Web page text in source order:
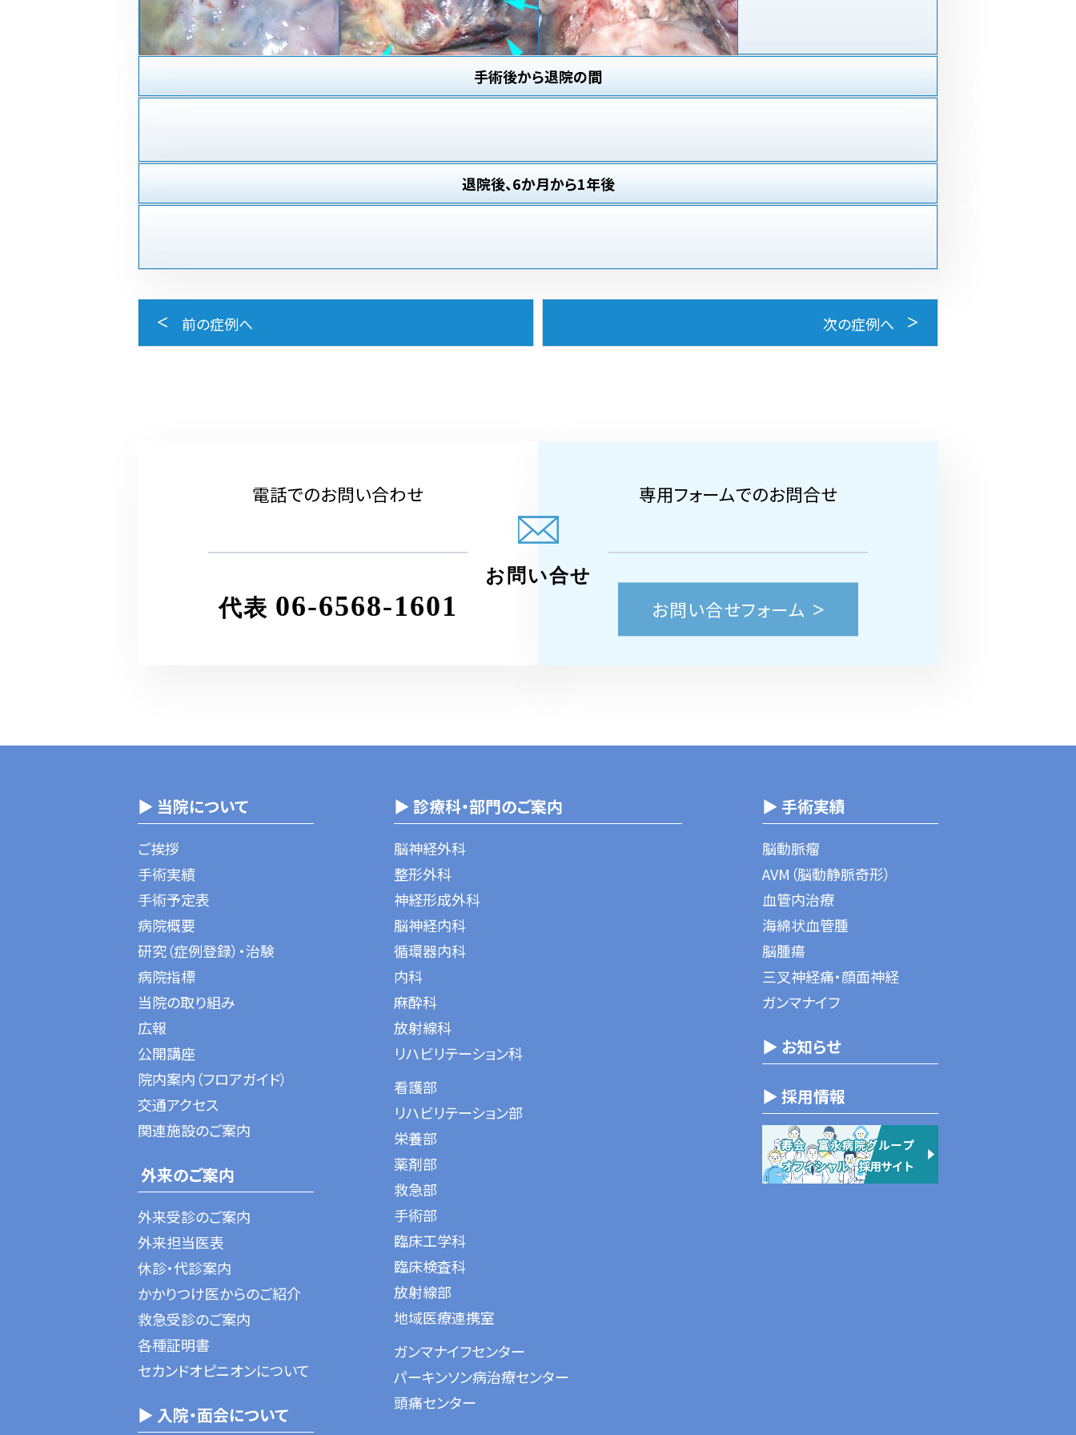
手術後から退院の間
退院後、6か月から1年後
前の症例へ 次の症例へ
電話でのお問い合わせ
代表 06-6568-1601
専用フォームでのお問合せ
お問い合せフォーム
お問い合せ
▶ 当院について
ご挨拶
手術実績
手術予定表
病院概要
研究（症例登録）・治験
病院指標
当院の取り組み
広報
公開講座
院内案内（フロアガイド）
交通アクセス
関連施設のご案内
外来のご案内
外来受診のご案内
外来担当医表
休診・代診案内
かかりつけ医からのご紹介
救急受診のご案内
各種証明書
セカンドオピニオンについて
▶ 入院・面会について
▶ 診療科・部門のご案内
脳神経外科
整形外科
神経形成外科
脳神経内科
循環器内科
内科
麻酔科
放射線科
リハビリテーション科
看護部
リハビリテーション部
栄養部
薬剤部
救急部
手術部
臨床工学科
臨床検査科
放射線部
地域医療連携室
ガンマナイフセンター
パーキンソン病治療センター
頭痛センター
▶ 手術実績
脳動脈瘤
AVM（脳動静脈奇形）
血管内治療
海綿状血管腫
脳腫瘍
三叉神経痛・顔面神経
ガンマナイフ
▶ お知らせ
▶ 採用情報